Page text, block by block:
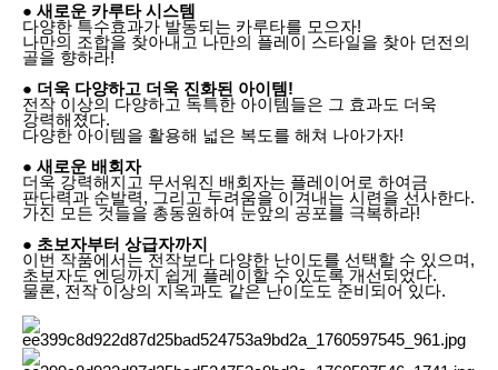
● 새로운 카루타 시스템
다양한 특수효과가 발동되는 카루타를 모으자!
나만의 조합을 찾아내고 나만의 플레이 스타일을 찾아 던전의
골을 향하라!
● 더욱 다양하고 더욱 진화된 아이템!
전작 이상의 다양하고 독특한 아이템들은 그 효과도 더욱
강력해졌다.
다양한 아이템을 활용해 넓은 복도를 해쳐 나아가자!
● 새로운 배회자
더욱 강력해지고 무서워진 배회자는 플레이어로 하여금
판단력과 순발력, 그리고 두려움을 이겨내는 시련을 선사한다.
가진 모든 것들을 총동원하여 눈앞의 공포를 극복하라!
● 초보자부터 상급자까지
이번 작품에서는 전작보다 다양한 난이도를 선택할 수 있으며,
초보자도 엔딩까지 쉽게 플레이할 수 있도록 개선되었다.
물론, 전작 이상의 지옥과도 같은 난이도도 준비되어 있다.